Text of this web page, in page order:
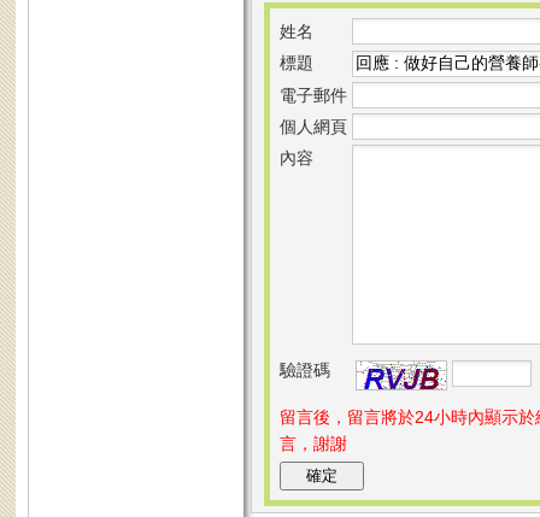
姓名
標題
電子郵件
個人網頁
內容
驗證碼
留言後，留言將於24小時內顯示
言，謝謝